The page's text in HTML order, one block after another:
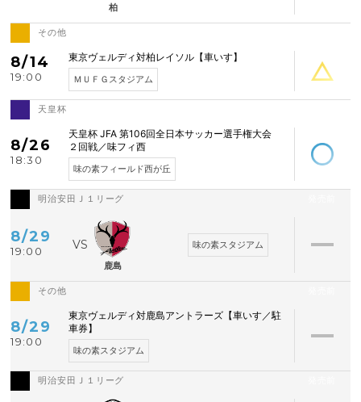
柏
その他
8/14
19:00
東京ヴェルディ対柏レイソル【車いす】
ＭＵＦＧスタジアム
天皇杯
8/26
18:30
天皇杯 JFA 第106回全日本サッカー選手権大会
２回戦／味フィ西
味の素フィールド西が丘
明治安田Ｊ１リーグ
8/29
19:00
鹿島
味の素スタジアム
その他
8/29
19:00
東京ヴェルディ対鹿島アントラーズ【車いす／駐
車券】
味の素スタジアム
明治安田Ｊ１リーグ